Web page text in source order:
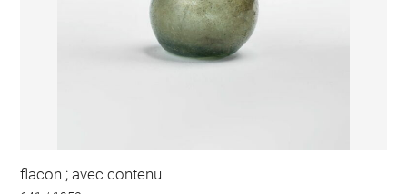
flacon ; avec contenu